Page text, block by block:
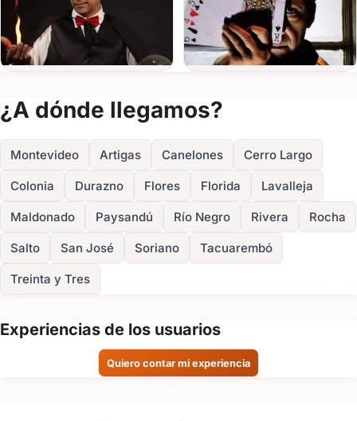
FOTOS
¿A dónde llegamos?
Montevideo Artigas Canelones Cerro Largo
Colonia Durazno Flores Florida Lavalleja
Maldonado Paysandú Río Negro Rivera Rocha
Salto San José Soriano Tacuarembó
Treinta y Tres
Experiencias de los usuarios
Quiero contar mi experiencia